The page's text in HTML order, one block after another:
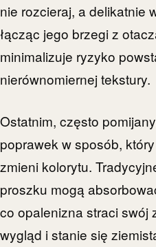
nie rozcieraj, a delikatnie
łącząc jego brzegi z
minimalizuje ryzyko
nierównomiernej tekstury.
Ostatnim, często
poprawek w sposób,
zmieni kolorytu.
proszku mogą
co opalenizna straci swój
wygląd i stanie się